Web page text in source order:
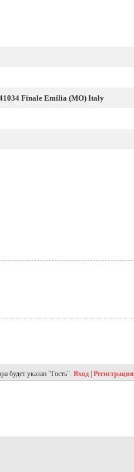
Finale Emilia (MO) Italy
будет указан "Гость". Вход | Регистрация